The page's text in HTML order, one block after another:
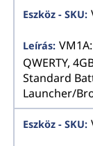
QWERTY,
Standard
Launcher/